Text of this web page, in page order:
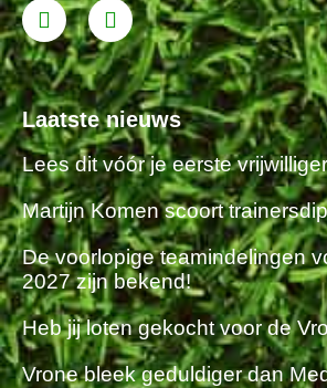
Laatste nieuws
Lees dit vóór je eerste
Martijn Komen scoort
De voorlopige teamindelingen
2027 zijn bekend!
Heb jij loten gekocht voor de
Vrone bleek geduldiger dan